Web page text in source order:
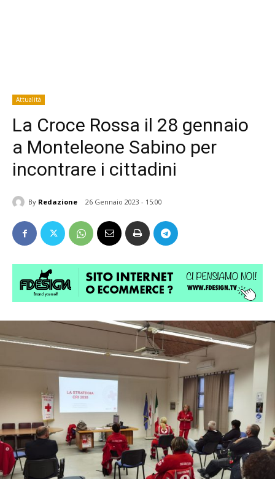
Attualità
La Croce Rossa il 28 gennaio
a Monteleone Sabino per
incontrare i cittadini
By Redazione 26 Gennaio 2023 - 15:00